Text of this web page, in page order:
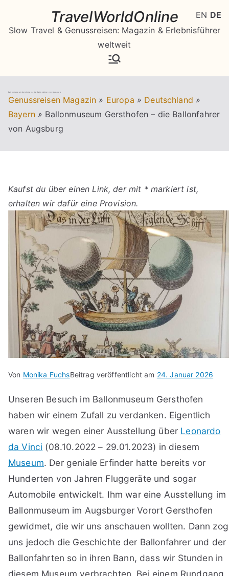
springen
TravelWorldOnline
Slow Travel & Genussreisen: Magazin & Erlebnisführer
weltweit
Ballonmuseum Gersthofen – die Ballonfahrer von Augsburg
Genussreisen Magazin » Europa » Deutschland »
Bayern » Ballonmuseum Gersthofen – die Ballonfahrer
von Augsburg
Kaufst du über einen Link, der mit * markiert ist,
erhalten wir dafür eine Provision.
Von Monika FuchsBeitrag veröffentlicht am 24. Januar 2026
Unseren Besuch im Ballonmuseum Gersthofen
haben wir einem Zufall zu verdanken. Eigentlich
waren wir wegen einer Ausstellung über Leonardo
da Vinci (08.10.2022 – 29.01.2023) in diesem
Museum. Der geniale Erfinder hatte bereits vor
Hunderten von Jahren Fluggeräte und sogar
Automobile entwickelt. Ihm war eine Ausstellung im
Ballonmuseum im Augsburger Vorort Gersthofen
gewidmet, die wir uns anschauen wollten. Dann zog
uns jedoch die Geschichte der Ballonfahrer und der
Ballonfahrten so in ihren Bann, dass wir Stunden in
diesem Museum verbrachten. Bei einem Rundgang
EN DE